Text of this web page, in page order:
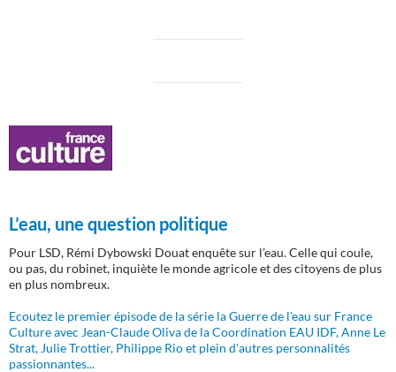
L’eau, une question politique
Pour LSD, Rémi Dybowski Douat enquête sur l’eau. Celle qui coule,
ou pas, du robinet, inquiète le monde agricole et des citoyens de plus
en plus nombreux.
Ecoutez le premier épisode de la série la Guerre de l'eau sur France
Culture avec Jean-Claude Oliva de la Coordination EAU IDF, Anne Le
Strat, Julie Trottier, Philippe Rio et plein d'autres personnalités
passionnantes...